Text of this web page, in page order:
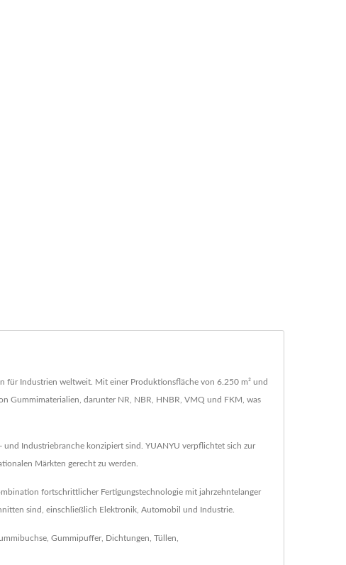
für Industrien weltweit. Mit einer Produktionsfläche von 6.250 m² und
Gummimaterialien, darunter NR, NBR, HNBR, VMQ und FKM, was
Industriebranche konzipiert sind. YUANYU verpflichtet sich zur
Märkten gerecht zu werden.
fortschrittlicher Fertigungstechnologie mit jahrzehntelanger
sind, einschließlich Elektronik, Automobil und Industrie.
Gummipuffer, Dichtungen Tüllen